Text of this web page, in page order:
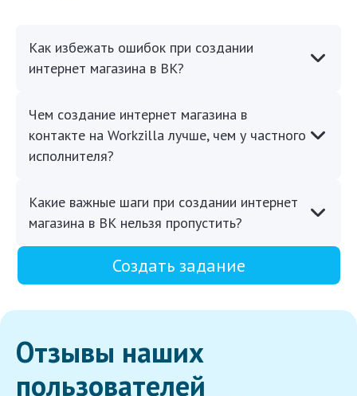
Как избежать ошибок при создании
интернет магазина в ВК?
Чем создание интернет магазина в
контакте на Workzilla лучше, чем у частного
исполнителя?
Какие важные шаги при создании интернет
магазина в ВК нельзя пропустить?
Создать задание
Отзывы наших
пользователей